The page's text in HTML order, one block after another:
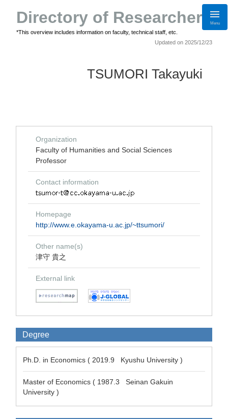
Directory of Researchers
*This overview includes information on faculty, technical staff, etc.
Menu
Updated on 2025/12/23
TSUMORI Takayuki
Organization
Faculty of Humanities and Social Sciences
Professor
Contact information
Homepage
http://www.e.okayama-u.ac.jp/~ttsumori/
Other name(s)
津守 貴之
External link
Degree
Ph.D. in Economics ( 2019.9 Kyushu University )
Master of Economics ( 1987.3 Seinan Gakuin
University )